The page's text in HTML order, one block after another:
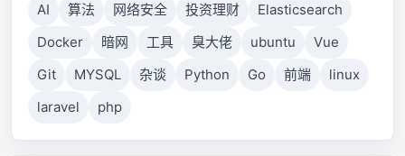
AI 算法 网络安全 投资理财
Elasticsearch
Docker
暗网 工具 臭大佬 ubuntu
Vue
Git
MYSQL 杂谈 Python Go 前端
linux
laravel
php